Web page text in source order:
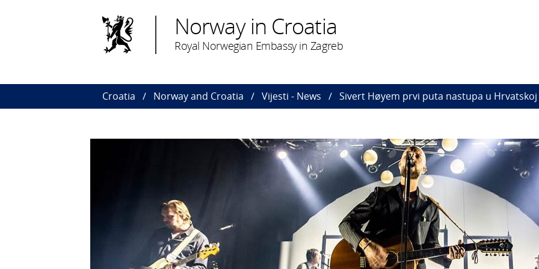
Norway in Croatia
Royal Norwegian Embassy in Zagreb
Croatia Norway and Croatia Vijesti - News Sivert Høyem prvi puta nastupa u Hrvatskoj